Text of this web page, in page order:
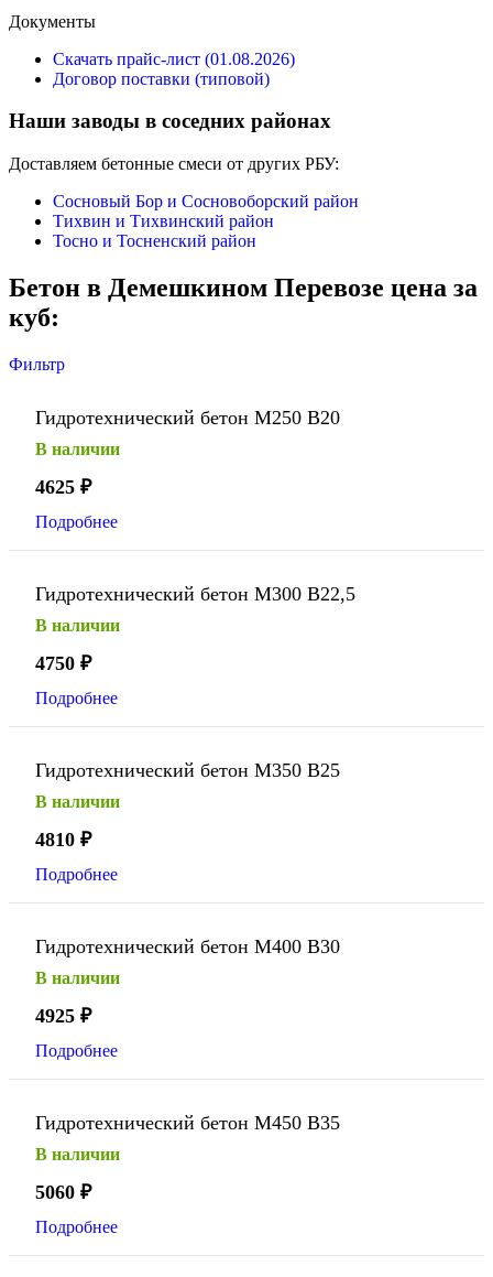
Документы
Скачать прайс-лист (01.08.2026)
Договор поставки (типовой)
Наши заводы в соседних районах
Доставляем бетонные смеси от других РБУ:
Сосновый Бор и Сосновоборский район
Тихвин и Тихвинский район
Тосно и Тосненский район
Бетон в Демешкином Перевозе цена за
куб:
Фильтр
Гидротехнический бетон М250 В20
В наличии
4625 ₽
Подробнее
Гидротехнический бетон М300 В22,5
В наличии
4750 ₽
Подробнее
Гидротехнический бетон М350 В25
В наличии
4810 ₽
Подробнее
Гидротехнический бетон М400 В30
В наличии
4925 ₽
Подробнее
Гидротехнический бетон М450 В35
В наличии
5060 ₽
Подробнее